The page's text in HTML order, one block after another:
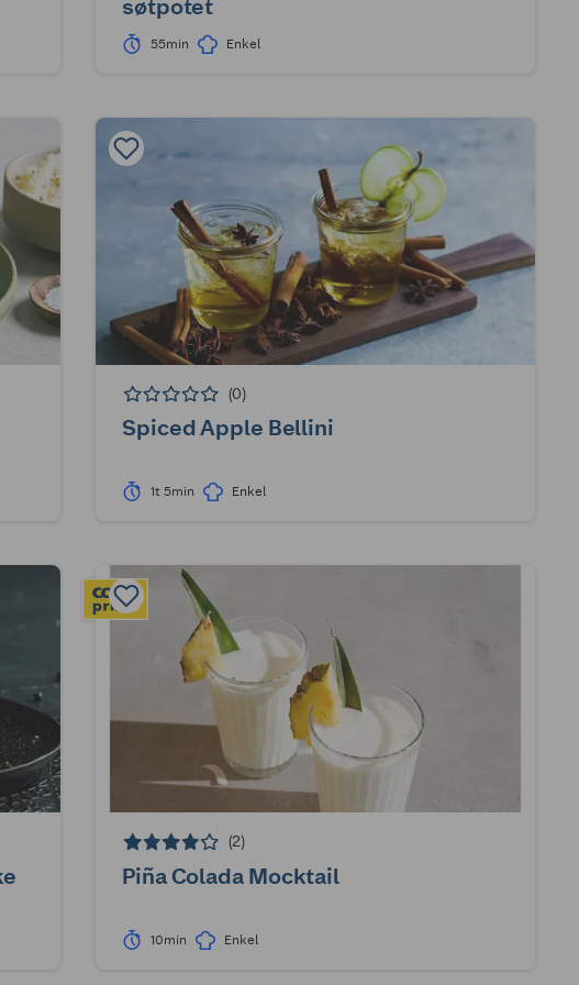
søtpotet
55min Enkel
(0)
Spiced Apple Bellini
1t 5min Enkel
(2)
Piña Colada Mocktail
10min Enkel